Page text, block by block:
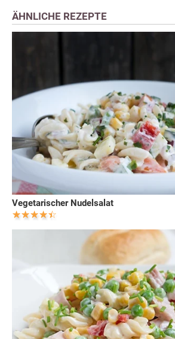
ÄHNLICHE REZEPTE
Vegetarischer Nudelsalat